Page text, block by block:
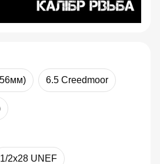
6.5 Creedmoor
1/2x28 UNEF